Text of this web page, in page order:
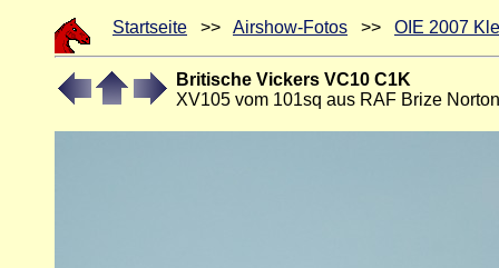
Startseite >> Airshow-Fotos >> OIE 2007
Britische Vickers VC10 C1K
XV105 vom 101sq aus RAF Brize